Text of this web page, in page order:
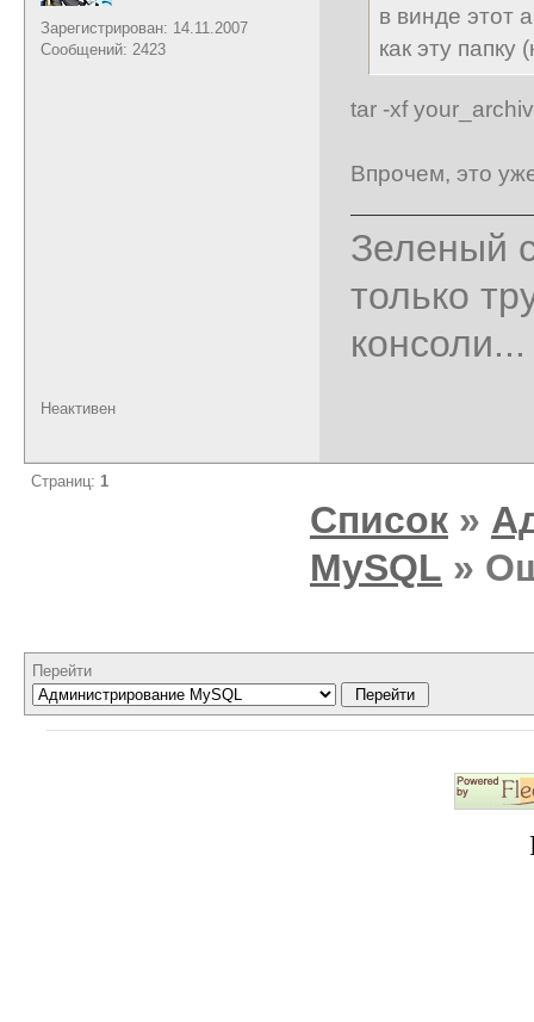
Зарегистрирован: 14.11.2007
Сообщений: 2423
в винде этот
как эту папку
tar -xf
Впрочем, это
Зеленый
только
консоли...
Неактивен
Страниц: 1
Список »
MySQL »
Перейти